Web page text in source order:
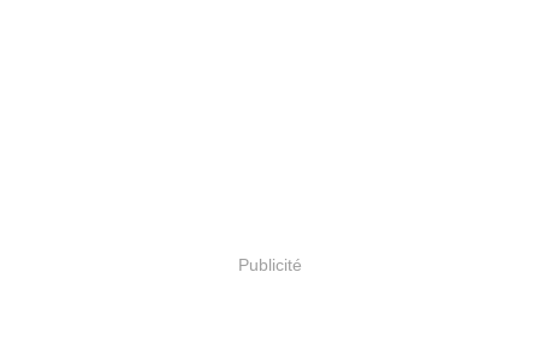
Publicité